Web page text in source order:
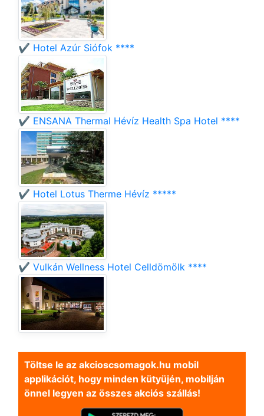
✔️ Hotel Azúr Siófok ****
✔️ ENSANA Thermal Hévíz Health Spa Hotel ****
✔️ Hotel Lotus Therme Hévíz *****
✔️ Vulkán Wellness Hotel Celldömölk ****
Töltse le az akcioscsomagok.hu mobil
applikációt, hogy minden kütyüjén, mobilján
önnel legyen az összes akciós szállás!